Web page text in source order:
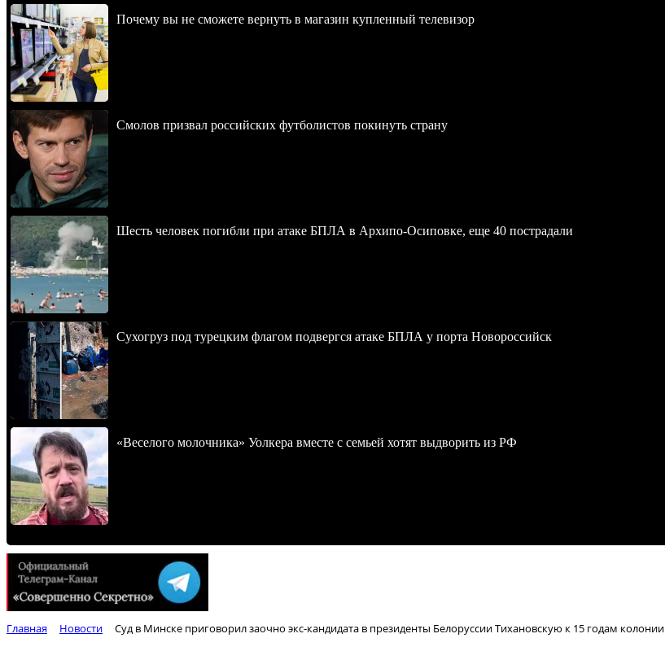
Почему вы не сможете вернуть в магазин купленный телевизор
Смолов призвал российских футболистов покинуть страну
Шесть человек погибли при атаке БПЛА в Архипо-Осиповке, еще 40 пострадали
Сухогруз под турецким флагом подвергся атаке БПЛА у порта Новороссийск
«Веселого молочника» Уолкера вместе с семьей хотят выдворить из РФ
Главная Новости Суд в Минске приговорил заочно экс-кандидата в президенты Белоруссии Тихановскую к 15 годам колонии